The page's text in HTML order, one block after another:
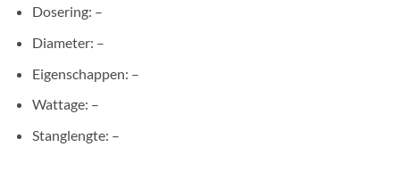
Dosering: –
Diameter: –
Eigenschappen: –
Wattage: –
Stanglengte: –